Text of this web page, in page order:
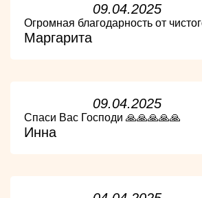
09.04.2025
Огромная благодарность от
Маргарита
09.04.2025
Спаси Вас Господи 🙏🙏🙏🙏🙏
Инна